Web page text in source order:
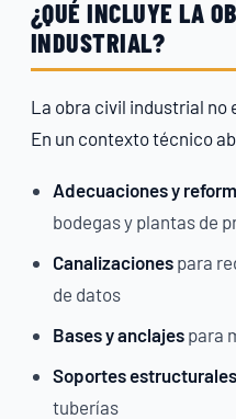
¿QUÉ INCLUYE LA
INDUSTRIAL?
La obra civil industrial no
En un contexto técnico
Adecuaciones y
bodegas y plantas de
Canalizaciones para
de datos
Bases y anclajes para
Soportes estructurales
tuberías